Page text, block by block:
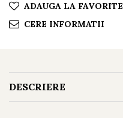
ADAUGA LA FAVORITE
CERE INFORMATII
DESCRIERE